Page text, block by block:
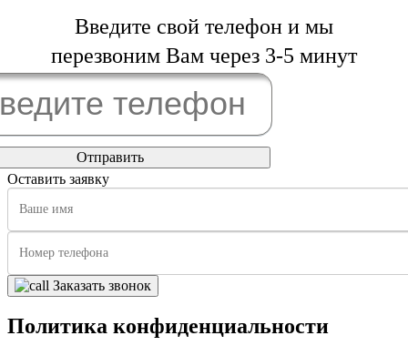
Введите свой телефон и мы
перезвоним Вам через 3-5 минут
Оставить заявку
Заказать звонок
Политика конфиденциальности